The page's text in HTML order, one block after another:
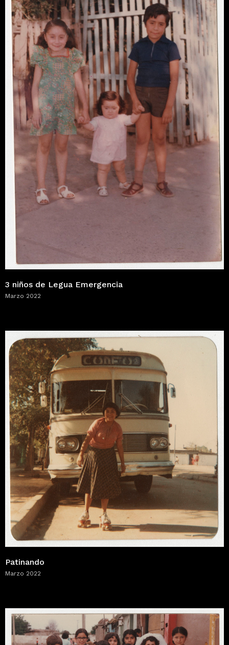
3 niños de Legua Emergencia
Marzo 2022
Patinando
Marzo 2022